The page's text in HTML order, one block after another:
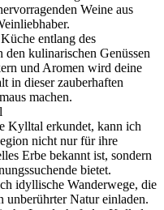
Weine aus
entlang des
kulinarischen Genüssen
und Aromen wird deine
in dieser zauberhaften
machen.
Kylltal erkundet, kann ich
nicht nur für ihre
Erbe bekannt ist, sondern
bietet.
idyllische Wanderwege, die
unberührter Natur einladen.